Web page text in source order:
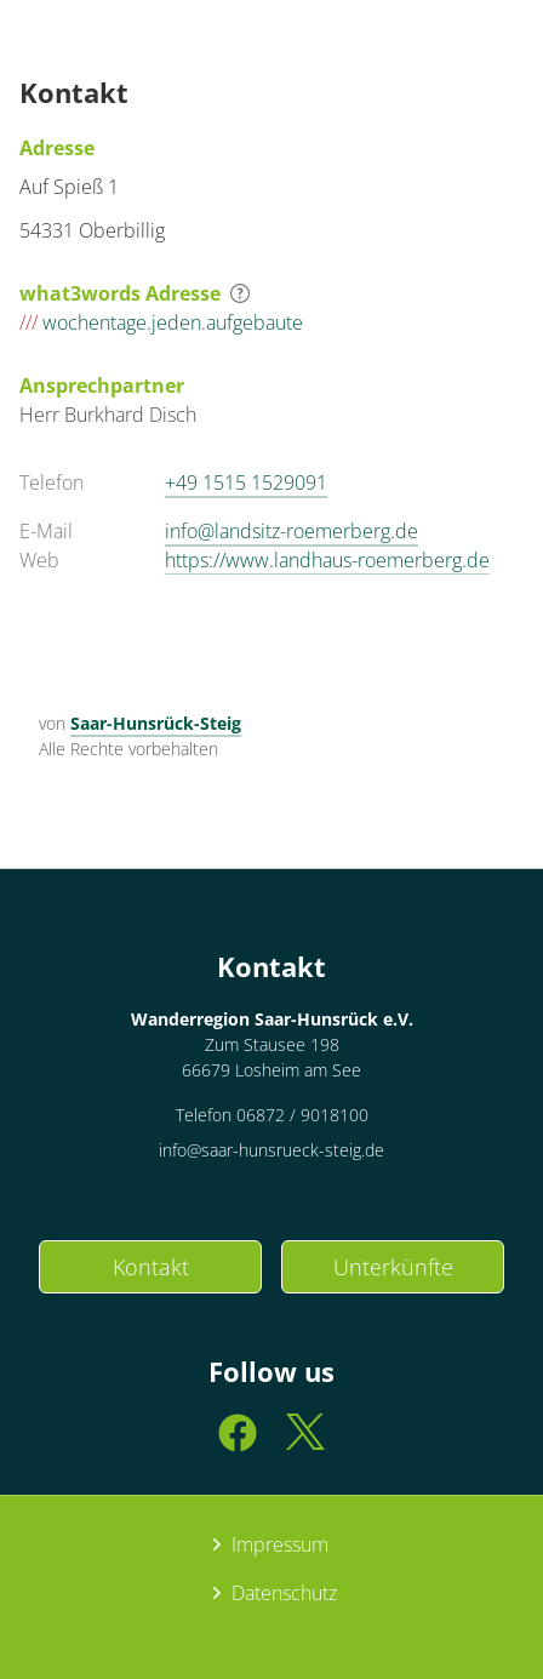
Kontakt
Adresse
Auf Spieß 1
54331 Oberbillig
what3words Adresse
///wochentage.jeden.aufgebaute
Ansprechpartner
Herr Burkhard Disch
Telefon
+49 1515 1529091
E-Mail
info@landsitz-roemerberg.de
Web
https://www.landhaus-roemerberg.de
von Saar-Hunsrück-Steig
Alle Rechte vorbehalten
Kontakt
Wanderregion Saar-Hunsrück e.V.
Zum Stausee 198
66679 Losheim am See
Telefon 06872 / 9018100
info@saar-hunsrueck-steig.de
Kontakt Unterkünfte
Follow us
Impressum
Datenschutz